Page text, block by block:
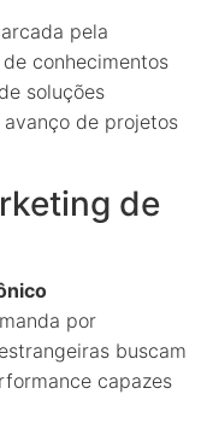
pela
conhecimentos
soluções
de projetos
de
por
buscam
capazes